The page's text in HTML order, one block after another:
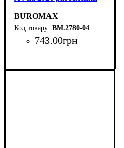
BUROMAX
BM.2780-04
743.00грн